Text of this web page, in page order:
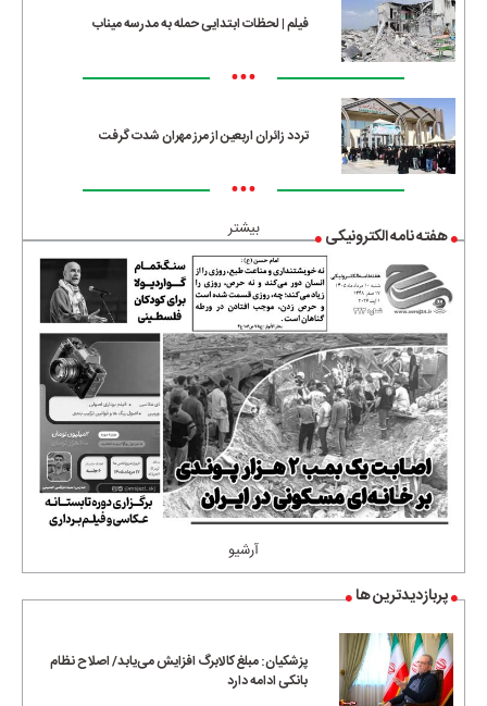
فیلم | لحظات ابتدایی حمله به مدرسه میناب
•••
تردد زائران اربعین از مرز مهران شدت گرفت
•••
بیشتر هفته نامه الکترونیکی
آرشیو
پربازدیدترین ها
پزشکیان: مبلغ کالابرگ افزایش می‌یابد/ اصلاح نظام
بانکی ادامه دارد